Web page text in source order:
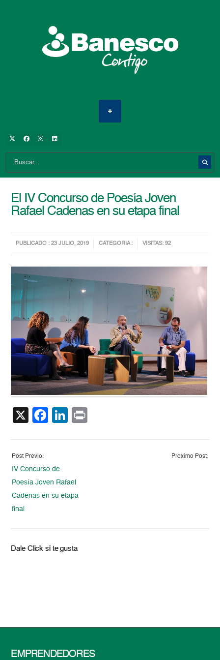
El IV Concurso de Poesía Joven
Rafael Cadenas en su etapa final
PUBLICADO : 23 JULIO, 2019 CATEGORIA : VISITAS: 92
X Facebook
LinkedIn
Post Previo:
IV Concurso de
Poesía Joven Rafael
Cadenas en su etapa
final
Proximo Post:
Dale Click si te gusta
EMPRENDEDORES